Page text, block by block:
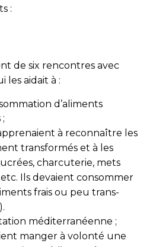
:
de six rencontres avec
les aidait à :
d’aliments
à reconnaître les
transformés et à les
charcuterie, mets
Ils devaient consommer
frais ou peu trans­
).
méditerranéenne ;
manger à volonté une